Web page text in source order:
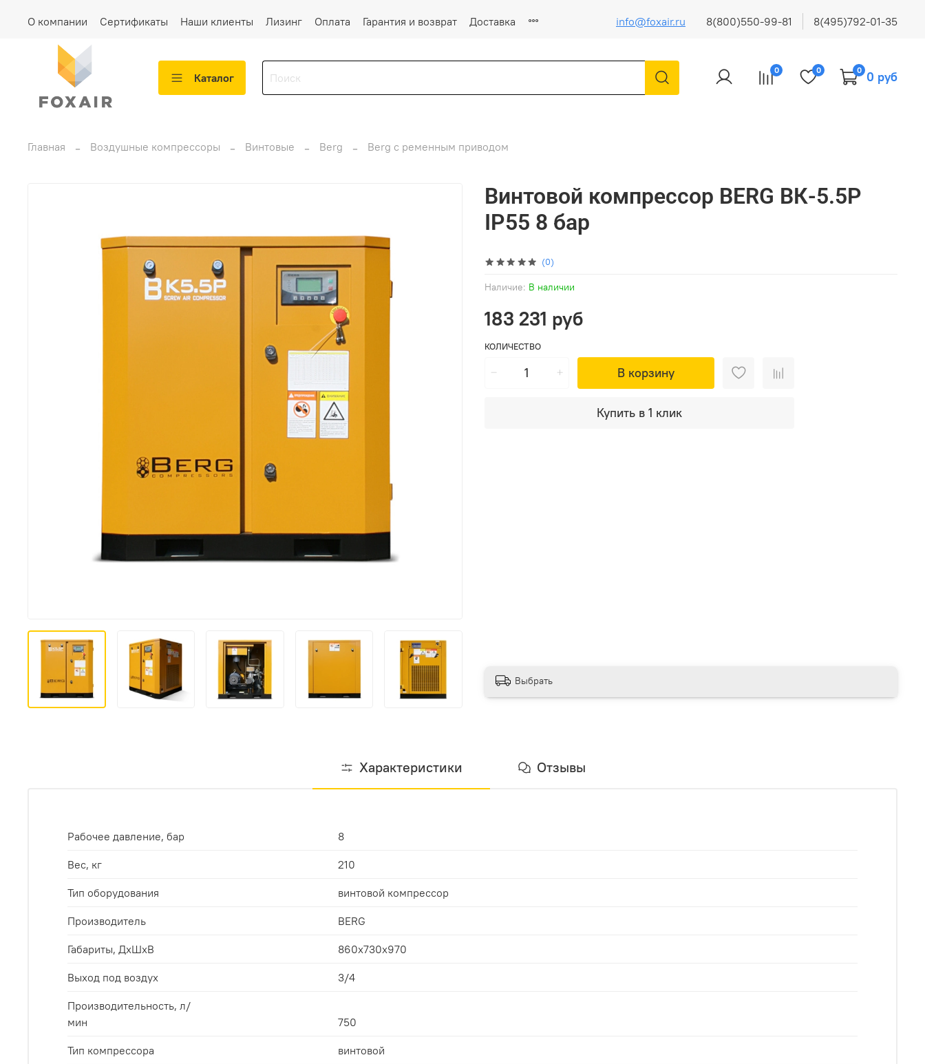
О компании Сертификаты Наши клиенты Лизинг Оплата Гарантия и возврат Доставка info@foxair.ru 8(800)550-99-81 8(495)792-01-35
Каталог
0 0 0 0 руб
Главная Воздушные компрессоры Винтовые Berg Berg с ременным приводом
(0)
Наличие: В наличии
Винтовой компрессор BERG ВК-5.5Р
IP55 8 бар
183 231 руб
КОЛИЧЕСТВО
В корзину
Купить в 1 клик
Выбрать
Характеристики Отзывы
Рабочее давление, бар 8
Вес, кг 210
Тип оборудования винтовой компрессор
Производитель BERG
Габариты, ДхШхВ 860x730x970
Выход под воздух 3/4
Производительность, л/
мин
750
Тип компрессора винтовой